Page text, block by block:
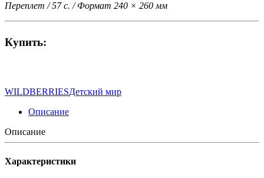
Переплет / 57 с. / Формат 240 × 260 мм
Купить:
WILDBERRIESДетский мир
Описание
Описание
Характеристики